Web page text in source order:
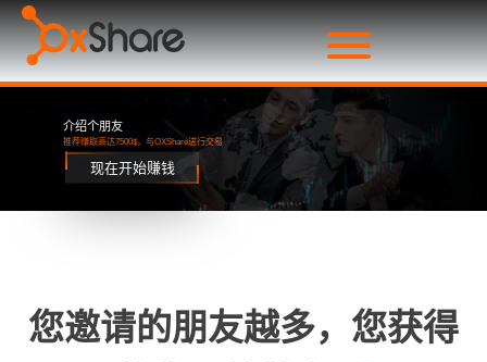
介绍个朋友
推荐赚取高达7500$，与OXShare进行交易
现在开始赚钱
您邀请的朋友越多，您获得